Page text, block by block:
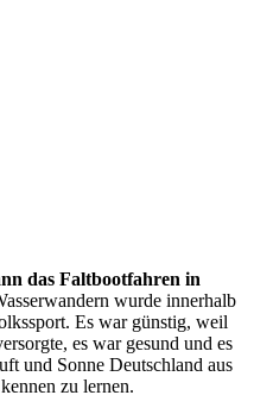
das Faltbootfahren in
wurde innerhalb
Es war günstig, weil
es war gesund und es
und Sonne Deutschland aus
zu lernen.